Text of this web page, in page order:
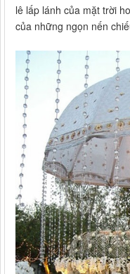
lê lấp lánh của mặt trời
của những ngọn nến